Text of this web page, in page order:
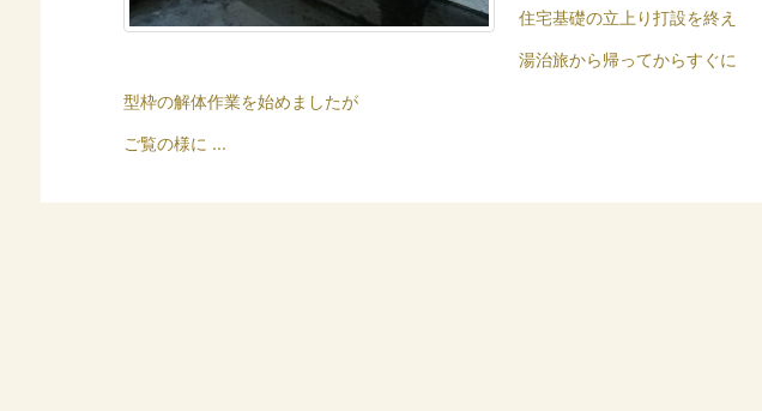
住宅基礎の立上り打設を終え
湯治旅から帰ってからすぐに
型枠の解体作業を始めましたが
ご覧の様に ...